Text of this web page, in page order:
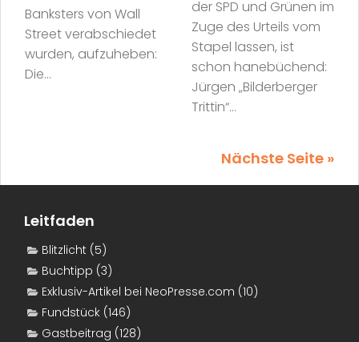
Banksters von Wall
Street verabschiedet
wurden, aufzuheben:
Die...
der SPD und Grünen im
Zuge des Urteils vom
Stapel lassen, ist
schon hanebüchend:
Jürgen „Bilderberger
Trittin“...
Nächste Seite »
Leitfaden
Blitzlicht (5)
Buchtipp (3)
Exklusiv-Artikel bei NeoPresse.com (10)
Fundstück (146)
Gastbeitrag (128)